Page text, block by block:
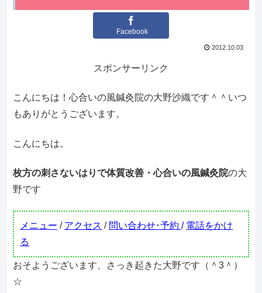
Facebook
2012.10.03
スポンサーリンク
こんにちは！心合いの風鍼灸院の大野沙織です＾＾いつ
もありがとうございます。
こんにちは。
枚方の刺さないはりで体質改善・心合いの風鍼灸院の大
野です
メニュー / アクセス / 問い合わせ･予約/ 電話をかけ
る
おそようございます、さっき起きた大野です（＾3＾）
☆